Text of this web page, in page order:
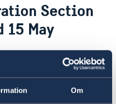
Om
for visits
for
Migration cases and
Section
15 May
that the Visa and
be closed on